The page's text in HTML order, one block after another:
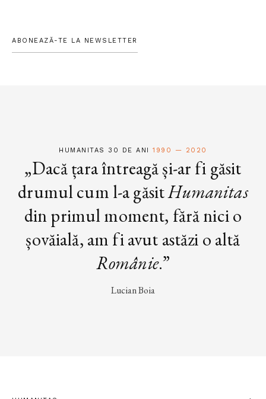
ABONEAZĂ-TE LA NEWSLETTER
HUMANITAS 30 DE ANI1990 — 2020
„Dacă țara întreagă și-ar fi găsit
drumul cum l-a găsitHumanitas
din primul moment, fără nici o
șovăială, am fi avut astăzi o altă
Românie.”
Lucian Boia